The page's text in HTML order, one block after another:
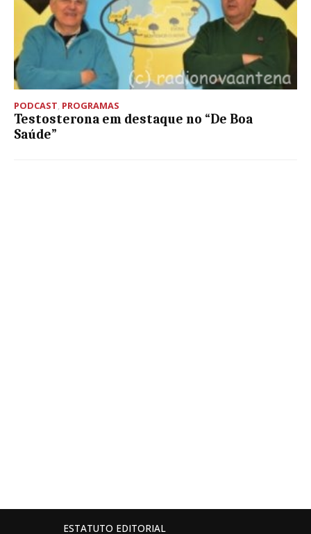
PODCAST, PROGRAMAS
Testosterona em destaque no “De Boa
Saúde”
ESTATUTO EDITORIAL